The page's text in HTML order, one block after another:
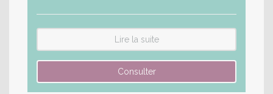
Lire la suite